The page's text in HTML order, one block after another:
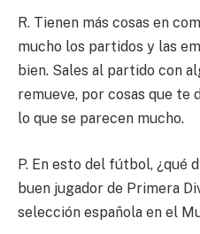
R. Tienen más cosas en
mucho los partidos y las
bien. Sales al partido con
remueve, por cosas que te
lo que se parecen mucho.
P. En esto del fútbol, ¿qué
buen jugador de Primera
selección española en el